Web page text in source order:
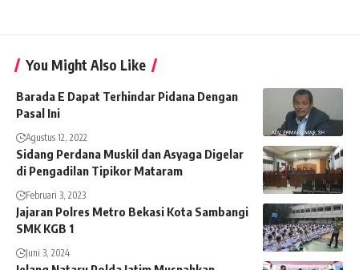
You Might Also Like
Barada E Dapat Terhindar Pidana Dengan
Pasal Ini
Agustus 12, 2022
Sidang Perdana Muskil dan Asyaga Digelar
di Pengadilan Tipikor Mataram
Februari 3, 2023
Jajaran Polres Metro Bekasi Kota Sambangi
SMK KGB 1
Juni 3, 2024